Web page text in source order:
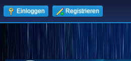
Einloggen Registrieren